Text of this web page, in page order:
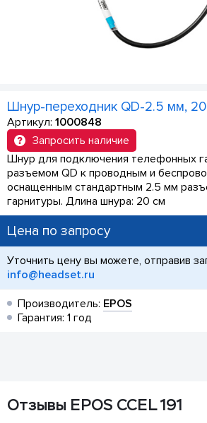
Шнур-переходник QD-2.5 мм,
Артикул: 1000848
Запросить наличие
Шнур для подключения телефонных
разъемом QD к проводным и
оснащенным стандартным 2.5 мм
гарнитуры. Длина шнура: 20 см
Цена по запросу
Уточнить цену вы можете, отправив
info@headset.ru
Производитель: EPOS
Гарантия: 1 год
Отзывы EPOS CCEL 191